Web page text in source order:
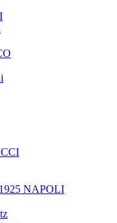
NAPOLI